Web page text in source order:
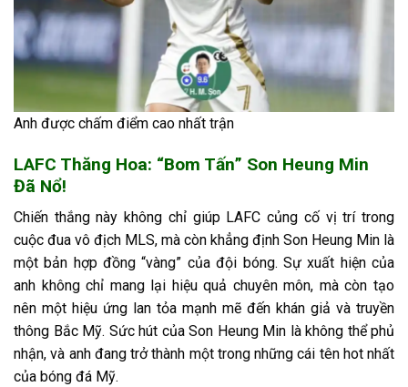
Anh được chấm điểm cao nhất trận
LAFC Thăng Hoa: “Bom Tấn” Son Heung Min
Đã Nổ!
Chiến thắng này không chỉ giúp LAFC củng cố vị trí trong
cuộc đua vô địch MLS, mà còn khẳng định Son Heung Min là
một bản hợp đồng “vàng” của đội bóng. Sự xuất hiện của
anh không chỉ mang lại hiệu quả chuyên môn, mà còn tạo
nên một hiệu ứng lan tỏa mạnh mẽ đến khán giả và truyền
thông Bắc Mỹ. Sức hút của Son Heung Min là không thể phủ
nhận, và anh đang trở thành một trong những cái tên hot nhất
của bóng đá Mỹ.